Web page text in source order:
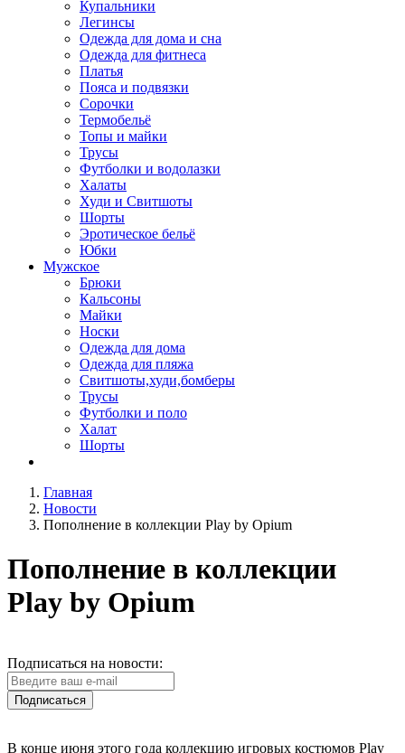
Купальники
Легинсы
Одежда для дома и сна
Одежда для фитнеса
Платья
Пояса и подвязки
Сорочки
Термобельё
Топы и майки
Трусы
Футболки и водолазки
Халаты
Худи и Свитшоты
Шорты
Эротическое бельё
Юбки
Мужское
Брюки
Кальсоны
Майки
Носки
Одежда для дома
Одежда для пляжа
Свитшоты,худи,бомберы
Трусы
Футболки и поло
Халат
Шорты
Главная
Новости
Пополнение в коллекции Play by Opium
Пополнение в коллекции
Play by Opium
Подписаться на новости:
Подписаться
В конце июня этого года коллекцию игровых костюмов Play